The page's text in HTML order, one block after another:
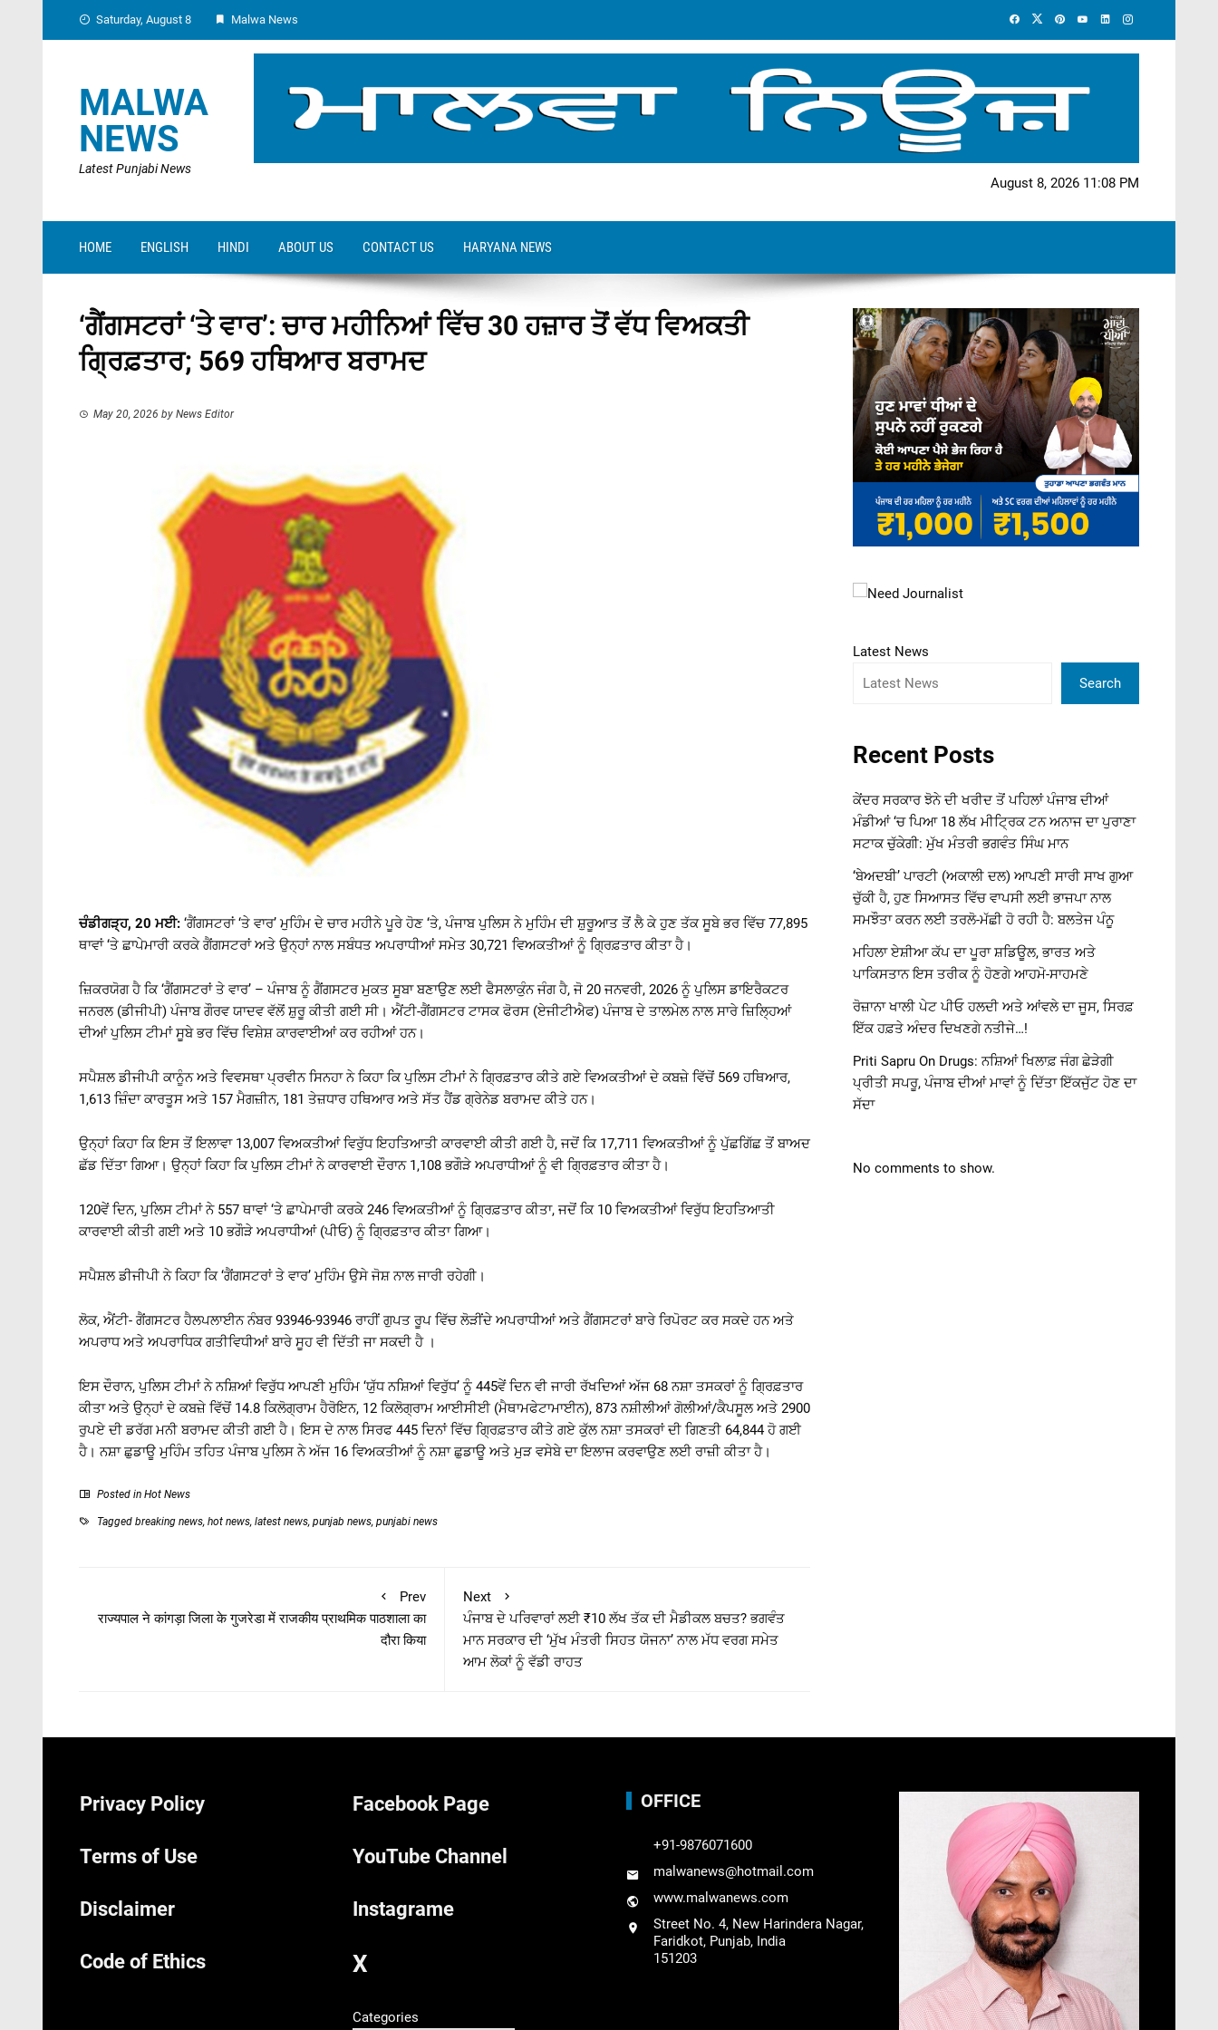
Saturday, August 8 Malwa News
MALWA
NEWS
Latest Punjabi News
August 8, 2026 11:08 PM
HOME ENGLISH HINDI ABOUT US CONTACT US HARYANA NEWS
‘ਗੈਂਗਸਟਰਾਂ ‘ਤੇ ਵਾਰ’: ਚਾਰ ਮਹੀਨਿਆਂ ਵਿੱਚ 30 ਹਜ਼ਾਰ ਤੋਂ ਵੱਧ ਵਿਅਕਤੀ
ਗ੍ਰਿਫ਼ਤਾਰ; 569 ਹਥਿਆਰ ਬਰਾਮਦ
May 20, 2026 by News Editor
ਚੰਡੀਗੜ੍ਹ, 20 ਮਈ: ‘ਗੈਂਗਸਟਰਾਂ ‘ਤੇ ਵਾਰ’ ਮੁਹਿੰਮ ਦੇ ਚਾਰ ਮਹੀਨੇ ਪੂਰੇ ਹੋਣ ‘ਤੇ, ਪੰਜਾਬ ਪੁਲਿਸ ਨੇ ਮੁਹਿੰਮ ਦੀ ਸ਼ੁਰੂਆਤ ਤੋਂ ਲੈ ਕੇ ਹੁਣ ਤੱਕ ਸੂਬੇ ਭਰ ਵਿੱਚ 77,895
ਥਾਵਾਂ ‘ਤੇ ਛਾਪੇਮਾਰੀ ਕਰਕੇ ਗੈਂਗਸਟਰਾਂ ਅਤੇ ਉਨ੍ਹਾਂ ਨਾਲ ਸਬੰਧਤ ਅਪਰਾਧੀਆਂ ਸਮੇਤ 30,721 ਵਿਅਕਤੀਆਂ ਨੂੰ ਗ੍ਰਿਫ਼ਤਾਰ ਕੀਤਾ ਹੈ।
ਜ਼ਿਕਰਯੋਗ ਹੈ ਕਿ ‘ਗੈਂਗਸਟਰਾਂ ਤੇ ਵਾਰ’ – ਪੰਜਾਬ ਨੂੰ ਗੈਂਗਸਟਰ ਮੁਕਤ ਸੂਬਾ ਬਣਾਉਣ ਲਈ ਫੈਸਲਾਕੁੰਨ ਜੰਗ ਹੈ, ਜੋ 20 ਜਨਵਰੀ, 2026 ਨੂੰ ਪੁਲਿਸ ਡਾਇਰੈਕਟਰ
ਜਨਰਲ (ਡੀਜੀਪੀ) ਪੰਜਾਬ ਗੌਰਵ ਯਾਦਵ ਵੱਲੋਂ ਸ਼ੁਰੂ ਕੀਤੀ ਗਈ ਸੀ। ਐਂਟੀ-ਗੈਂਗਸਟਰ ਟਾਸਕ ਫੋਰਸ (ਏਜੀਟੀਐਫ) ਪੰਜਾਬ ਦੇ ਤਾਲਮੇਲ ਨਾਲ ਸਾਰੇ ਜ਼ਿਲਿ੍ਹਆਂ
ਦੀਆਂ ਪੁਲਿਸ ਟੀਮਾਂ ਸੂਬੇ ਭਰ ਵਿੱਚ ਵਿਸ਼ੇਸ਼ ਕਾਰਵਾਈਆਂ ਕਰ ਰਹੀਆਂ ਹਨ।
ਸਪੈਸ਼ਲ ਡੀਜੀਪੀ ਕਾਨੂੰਨ ਅਤੇ ਵਿਵਸਥਾ ਪ੍ਰਵੀਨ ਸਿਨਹਾ ਨੇ ਕਿਹਾ ਕਿ ਪੁਲਿਸ ਟੀਮਾਂ ਨੇ ਗ੍ਰਿਫ਼ਤਾਰ ਕੀਤੇ ਗਏ ਵਿਅਕਤੀਆਂ ਦੇ ਕਬਜ਼ੇ ਵਿੱਚੋਂ 569 ਹਥਿਆਰ,
1,613 ਜ਼ਿੰਦਾ ਕਾਰਤੂਸ ਅਤੇ 157 ਮੈਗਜ਼ੀਨ, 181 ਤੇਜ਼ਧਾਰ ਹਥਿਆਰ ਅਤੇ ਸੱਤ ਹੈਂਡ ਗ੍ਰੇਨੇਡ ਬਰਾਮਦ ਕੀਤੇ ਹਨ।
ਉਨ੍ਹਾਂ ਕਿਹਾ ਕਿ ਇਸ ਤੋਂ ਇਲਾਵਾ 13,007 ਵਿਅਕਤੀਆਂ ਵਿਰੁੱਧ ਇਹਤਿਆਤੀ ਕਾਰਵਾਈ ਕੀਤੀ ਗਈ ਹੈ, ਜਦੋਂ ਕਿ 17,711 ਵਿਅਕਤੀਆਂ ਨੂੰ ਪੁੱਛਗਿੱਛ ਤੋਂ ਬਾਅਦ
ਛੱਡ ਦਿੱਤਾ ਗਿਆ। ਉਨ੍ਹਾਂ ਕਿਹਾ ਕਿ ਪੁਲਿਸ ਟੀਮਾਂ ਨੇ ਕਾਰਵਾਈ ਦੌਰਾਨ 1,108 ਭਗੌੜੇ ਅਪਰਾਧੀਆਂ ਨੂੰ ਵੀ ਗ੍ਰਿਫ਼ਤਾਰ ਕੀਤਾ ਹੈ।
120ਵੇਂ ਦਿਨ, ਪੁਲਿਸ ਟੀਮਾਂ ਨੇ 557 ਥਾਵਾਂ ‘ਤੇ ਛਾਪੇਮਾਰੀ ਕਰਕੇ 246 ਵਿਅਕਤੀਆਂ ਨੂੰ ਗ੍ਰਿਫ਼ਤਾਰ ਕੀਤਾ, ਜਦੋਂ ਕਿ 10 ਵਿਅਕਤੀਆਂ ਵਿਰੁੱਧ ਇਹਤਿਆਤੀ
ਕਾਰਵਾਈ ਕੀਤੀ ਗਈ ਅਤੇ 10 ਭਗੌੜੇ ਅਪਰਾਧੀਆਂ (ਪੀਓ) ਨੂੰ ਗ੍ਰਿਫ਼ਤਾਰ ਕੀਤਾ ਗਿਆ।
ਸਪੈਸ਼ਲ ਡੀਜੀਪੀ ਨੇ ਕਿਹਾ ਕਿ ‘ਗੈਂਗਸਟਰਾਂ ਤੇ ਵਾਰ’ ਮੁਹਿੰਮ ਉਸੇ ਜੋਸ਼ ਨਾਲ ਜਾਰੀ ਰਹੇਗੀ।
ਲੋਕ, ਐਂਟੀ- ਗੈਂਗਸਟਰ ਹੈਲਪਲਾਈਨ ਨੰਬਰ 93946-93946 ਰਾਹੀਂ ਗੁਪਤ ਰੂਪ ਵਿੱਚ ਲੋੜੀਂਦੇ ਅਪਰਾਧੀਆਂ ਅਤੇ ਗੈਂਗਸਟਰਾਂ ਬਾਰੇ ਰਿਪੋਰਟ ਕਰ ਸਕਦੇ ਹਨ ਅਤੇ
ਅਪਰਾਧ ਅਤੇ ਅਪਰਾਧਿਕ ਗਤੀਵਿਧੀਆਂ ਬਾਰੇ ਸੂਹ ਵੀ ਦਿੱਤੀ ਜਾ ਸਕਦੀ ਹੈ ।
ਇਸ ਦੌਰਾਨ, ਪੁਲਿਸ ਟੀਮਾਂ ਨੇ ਨਸ਼ਿਆਂ ਵਿਰੁੱਧ ਆਪਣੀ ਮੁਹਿੰਮ ‘ਯੁੱਧ ਨਸ਼ਿਆਂ ਵਿਰੁੱਧ’ ਨੂੰ 445ਵੇਂ ਦਿਨ ਵੀ ਜਾਰੀ ਰੱਖਦਿਆਂ ਅੱਜ 68 ਨਸ਼ਾ ਤਸਕਰਾਂ ਨੂੰ ਗ੍ਰਿਫ਼ਤਾਰ
ਕੀਤਾ ਅਤੇ ਉਨ੍ਹਾਂ ਦੇ ਕਬਜ਼ੇ ਵਿੱਚੋਂ 14.8 ਕਿਲੋਗ੍ਰਾਮ ਹੈਰੋਇਨ, 12 ਕਿਲੋਗ੍ਰਾਮ ਆਈਸੀਈ (ਮੈਥਾਮਫੇਟਾਮਾਈਨ), 873 ਨਸ਼ੀਲੀਆਂ ਗੋਲੀਆਂ/ਕੈਪਸੂਲ ਅਤੇ 2900
ਰੁਪਏ ਦੀ ਡਰੱਗ ਮਨੀ ਬਰਾਮਦ ਕੀਤੀ ਗਈ ਹੈ। ਇਸ ਦੇ ਨਾਲ ਸਿਰਫ 445 ਦਿਨਾਂ ਵਿੱਚ ਗ੍ਰਿਫ਼ਤਾਰ ਕੀਤੇ ਗਏ ਕੁੱਲ ਨਸ਼ਾ ਤਸਕਰਾਂ ਦੀ ਗਿਣਤੀ 64,844 ਹੋ ਗਈ
ਹੈ। ਨਸ਼ਾ ਛੁਡਾਊ ਮੁਹਿੰਮ ਤਹਿਤ ਪੰਜਾਬ ਪੁਲਿਸ ਨੇ ਅੱਜ 16 ਵਿਅਕਤੀਆਂ ਨੂੰ ਨਸ਼ਾ ਛੁਡਾਊ ਅਤੇ ਮੁੜ ਵਸੇਬੇ ਦਾ ਇਲਾਜ ਕਰਵਾਉਣ ਲਈ ਰਾਜ਼ੀ ਕੀਤਾ ਹੈ।
Posted in Hot News
Tagged breaking news, hot news, latest news, punjab news, punjabi news
Prev
राज्यपाल ने कांगड़ा जिला के गुजरेडा में राजकीय प्राथमिक पाठशाला का
दौरा किया
Next
ਪੰਜਾਬ ਦੇ ਪਰਿਵਾਰਾਂ ਲਈ ₹10 ਲੱਖ ਤੱਕ ਦੀ ਮੈਡੀਕਲ ਬਚਤ? ਭਗਵੰਤ
ਮਾਨ ਸਰਕਾਰ ਦੀ ‘ਮੁੱਖ ਮੰਤਰੀ ਸਿਹਤ ਯੋਜਨਾ’ ਨਾਲ ਮੱਧ ਵਰਗ ਸਮੇਤ
ਆਮ ਲੋਕਾਂ ਨੂੰ ਵੱਡੀ ਰਾਹਤ
Latest News
Search
Recent Posts
ਕੇਂਦਰ ਸਰਕਾਰ ਝੋਨੇ ਦੀ ਖਰੀਦ ਤੋਂ ਪਹਿਲਾਂ ਪੰਜਾਬ ਦੀਆਂ
ਮੰਡੀਆਂ ‘ਚ ਪਿਆ 18 ਲੱਖ ਮੀਟ੍ਰਿਕ ਟਨ ਅਨਾਜ ਦਾ ਪੁਰਾਣਾ
ਸਟਾਕ ਚੁੱਕੇਗੀ: ਮੁੱਖ ਮੰਤਰੀ ਭਗਵੰਤ ਸਿੰਘ ਮਾਨ
‘ਬੇਅਦਬੀ’ ਪਾਰਟੀ (ਅਕਾਲੀ ਦਲ) ਆਪਣੀ ਸਾਰੀ ਸਾਖ ਗੁਆ
ਚੁੱਕੀ ਹੈ, ਹੁਣ ਸਿਆਸਤ ਵਿੱਚ ਵਾਪਸੀ ਲਈ ਭਾਜਪਾ ਨਾਲ
ਸਮਝੌਤਾ ਕਰਨ ਲਈ ਤਰਲੋ-ਮੱਛੀ ਹੋ ਰਹੀ ਹੈ: ਬਲਤੇਜ ਪੰਨੂ
ਮਹਿਲਾ ਏਸ਼ੀਆ ਕੱਪ ਦਾ ਪੂਰਾ ਸ਼ਡਿਊਲ, ਭਾਰਤ ਅਤੇ
ਪਾਕਿਸਤਾਨ ਇਸ ਤਰੀਕ ਨੂੰ ਹੋਣਗੇ ਆਹਮੋ-ਸਾਹਮਣੇ
ਰੋਜ਼ਾਨਾ ਖਾਲੀ ਪੇਟ ਪੀਓ ਹਲਦੀ ਅਤੇ ਆਂਵਲੇ ਦਾ ਜੂਸ, ਸਿਰਫ਼
ਇੱਕ ਹਫ਼ਤੇ ਅੰਦਰ ਦਿਖਣਗੇ ਨਤੀਜੇ…!
Priti Sapru On Drugs: ਨਸ਼ਿਆਂ ਖਿਲਾਫ਼ ਜੰਗ ਛੇੜੇਗੀ
ਪ੍ਰੀਤੀ ਸਪਰੂ, ਪੰਜਾਬ ਦੀਆਂ ਮਾਵਾਂ ਨੂੰ ਦਿੱਤਾ ਇੱਕਜੁੱਟ ਹੋਣ ਦਾ
ਸੱਦਾ
No comments to show.
Privacy Policy
Terms of Use
Disclaimer
Code of Ethics
Facebook Page
YouTube Channel
Instagrame
X
Categories
OFFICE
+91-9876071600
malwanews@hotmail.com
www.malwanews.com
Street No. 4, New Harindera Nagar,
Faridkot, Punjab, India
151203